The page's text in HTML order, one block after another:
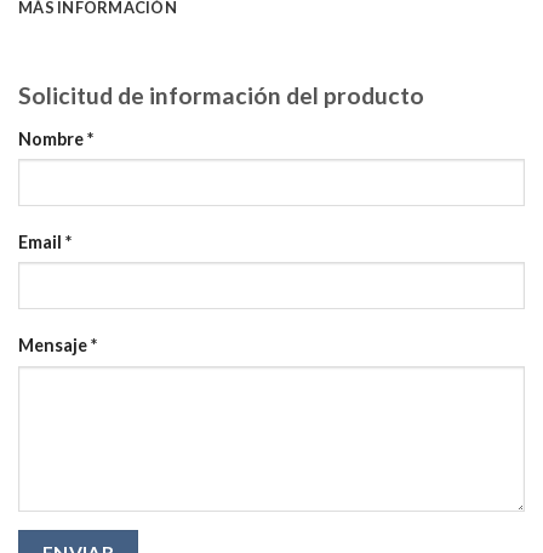
MÁS INFORMACIÓN
Solicitud de información del producto
Nombre *
Email *
Mensaje *